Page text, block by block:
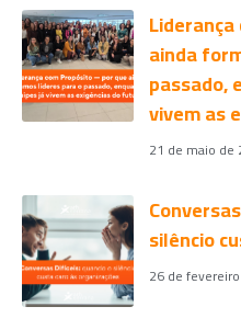
ainda
passado,
vivem as
21 de maio de
silêncio
26 de